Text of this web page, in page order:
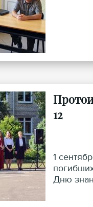
12
1
Дню